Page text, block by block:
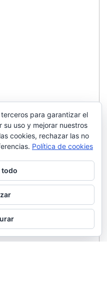
para garantizar el
uso y mejorar nuestros
cookies, rechazar las no
Política de cookies
todo